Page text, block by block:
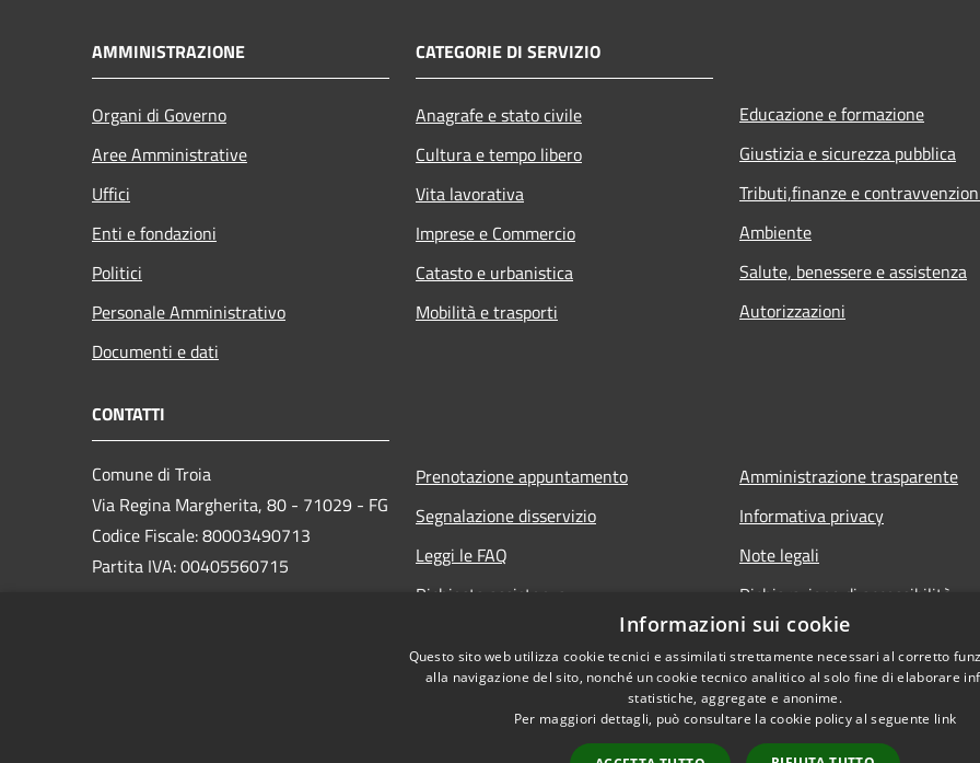
AMMINISTRAZIONE
Organi di Governo
Aree Amministrative
Uffici
Enti e fondazioni
Politici
Personale Amministrativo
Documenti e dati
CATEGORIE DI SERVIZIO
Anagrafe e stato civile
Cultura e tempo libero
Vita lavorativa
Imprese e Commercio
Catasto e urbanistica
Mobilità e trasporti
Educazione e formazione
Giustizia e sicurezza pubblica
Tributi,finanze e
Ambiente
Salute, benessere e assistenza
Autorizzazioni
CONTATTI
Comune di Troia
Via Regina Margherita, 80 - 71029 - FG
Codice Fiscale: 80003490713
Partita IVA: 00405560715
Prenotazione appuntamento
Segnalazione disservizio
Leggi le FAQ
Richiesta assistenza
Amministrazione trasparente
Informativa privacy
Note legali
Dichiarazione di accessibilità
Informazioni sui cookie
Questo sito web utilizza cookie tecnici e assimilati strettamente necessari al corretto
alla navigazione del sito, nonché un cookie tecnico analitico al solo fine di elaborare
statistiche, aggregate e anonime.
Per maggiori dettagli, può consultare la cookie policy al seguente link